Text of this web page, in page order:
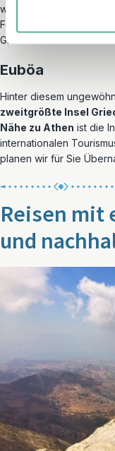
wunderschöne Strände
Festland und der
Griechenland mit Kindern!
Euböa
Hinter diesem
zweitgrößte Insel
Nähe zu Athen ist die
internationalen
planen wir für Sie
Reisen mit
und